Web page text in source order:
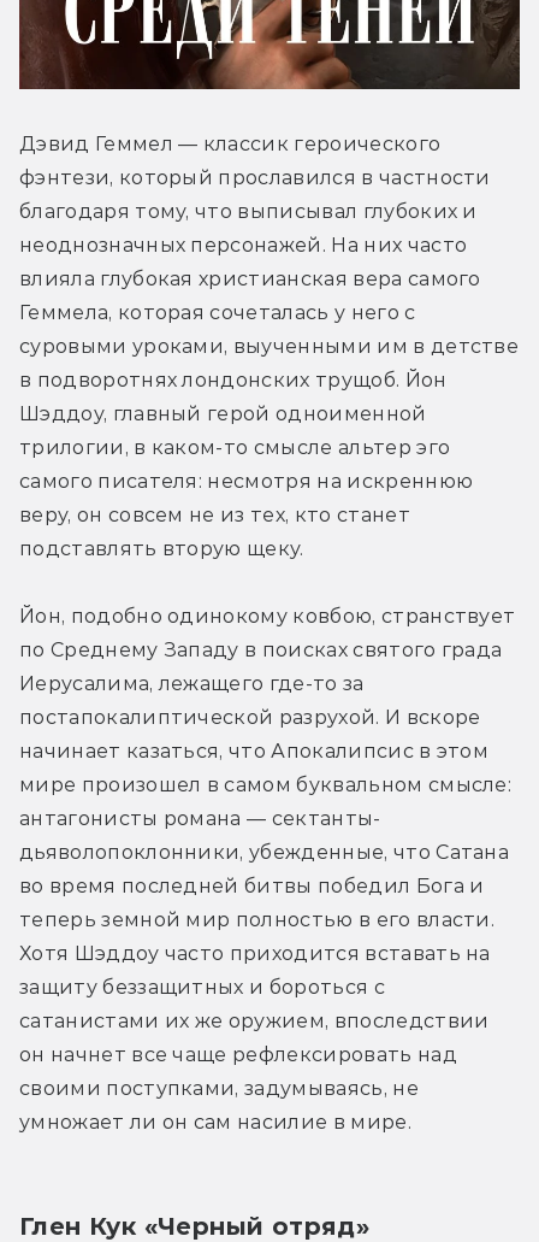
Дэвид Геммел — классик героического
фэнтези, который прославился в частности
благодаря тому, что выписывал глубоких и
неоднозначных персонажей. На них часто
влияла глубокая христианская вера самого
Геммела, которая сочеталась у него с
суровыми уроками, выученными им в детстве
в подворотнях лондонских трущоб. Йон
Шэддоу, главный герой одноименной
трилогии, в каком-то смысле альтер эго
самого писателя: несмотря на искреннюю
веру, он совсем не из тех, кто станет
подставлять вторую щеку.
Йон, подобно одинокому ковбою, странствует
по Среднему Западу в поисках святого града
Иерусалима, лежащего где-то за
постапокалиптической разрухой. И вскоре
начинает казаться, что Апокалипсис в этом
мире произошел в самом буквальном смысле:
антагонисты романа — сектанты-
дьяволопоклонники, убежденные, что Сатана
во время последней битвы победил Бога и
теперь земной мир полностью в его власти.
Хотя Шэддоу часто приходится вставать на
защиту беззащитных и бороться с
сатанистами их же оружием, впоследствии
он начнет все чаще рефлексировать над
своими поступками, задумываясь, не
умножает ли он сам насилие в мире.
Глен Кук «Черный отряд»